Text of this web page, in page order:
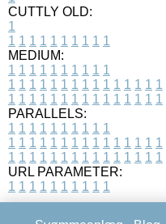
CUTTLY OLD:
1
1 1 1 1 1 1 1 1 1 1
MEDIUM:
1 1 1 1 1 1 1 1 1 1
1 1 1 1 1 1 1 1 1 1 1 1 1 1 1
1 1 1 1 1 1 1 1 1 1 1 1 1 1 1
PARALLELS:
1 1 1 1 1 1 1 1 1 1
1 1 1 1 1 1 1 1 1 1 1 1 1 1 1
1 1 1 1 1 1 1 1 1 1 1 1 1 1 1
URL PARAMETER:
1 1 1 1 1 1 1 1 1 1